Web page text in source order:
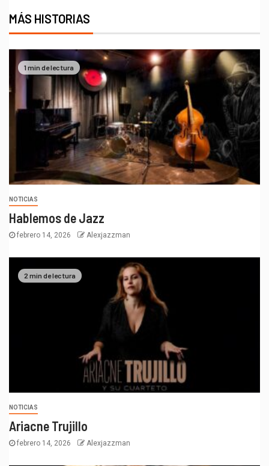
MÁS HISTORIAS
1 min de lectura
NOTICIAS
Hablemos de Jazz
febrero 14, 2026 Alexjazzman
2 min de lectura
NOTICIAS
Ariacne Trujillo
febrero 14, 2026 Alexjazzman